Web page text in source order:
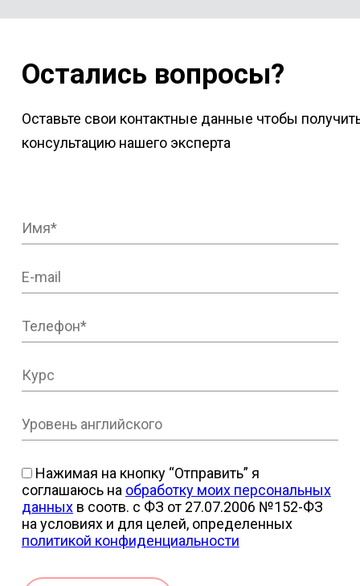
Остались вопросы?
Оставьте свои контактные данные чтобы
консультацию нашего эксперта
Нажимая на кнопку “Отправить” я
соглашаюсь на обработку моих персональных
данныхв соотв. с ФЗ от 27.07.2006 №152-ФЗ
на условиях и для целей, определенных
политикой конфиденциальности